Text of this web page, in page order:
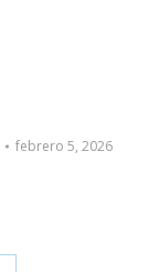
febrero 5, 2026